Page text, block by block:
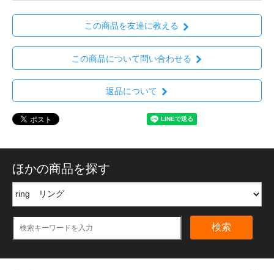
この商品を友達に教える
この商品について問い合わせる
返品について
ほかの商品を探す
検索